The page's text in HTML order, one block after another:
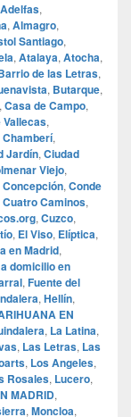
Adelfas,
, Almagro,
Santiago,
, Atalaya, Atocha,
de las Letras,
, Butarque,
, Casa de Campo,
,
Chamberí,
Jardín, Ciudad
Viejo,
Concepción, Conde
Cuatro Caminos,
, Cuzco,
, El Viso, Elíptica,
en Madrid,
domicilio en
, Fuente del
, Hellín,
EN
, La Latina,
, Las Letras, Las
, Los Angeles,
Rosales, Lucero,
MADRID,
, Moncloa,